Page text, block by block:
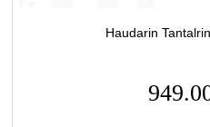
Haudarin